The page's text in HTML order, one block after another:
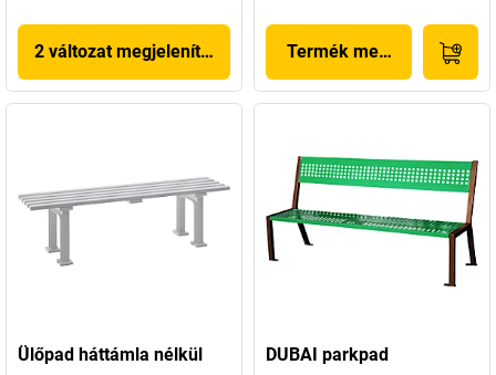
2 változat megjelenítése Termék megjelenítése
Ülőpad háttámla nélkül DUBAI parkpad